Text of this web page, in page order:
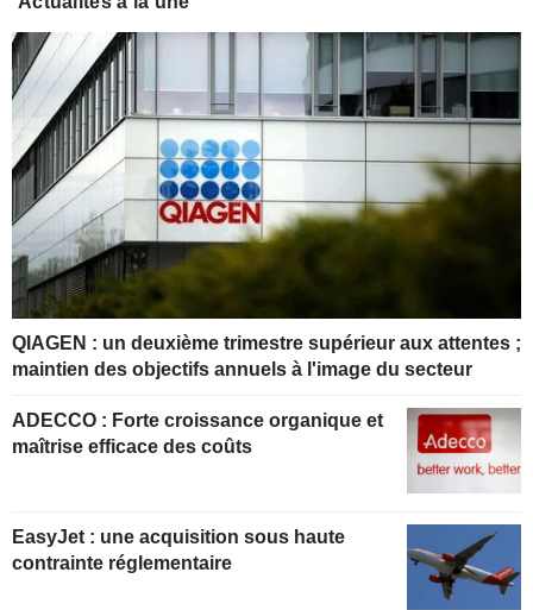
QIAGEN : un deuxième trimestre supérieur aux attentes ;
maintien des objectifs annuels à l'image du secteur
ADECCO : Forte croissance organique et
maîtrise efficace des coûts
EasyJet : une acquisition sous haute
contrainte réglementaire